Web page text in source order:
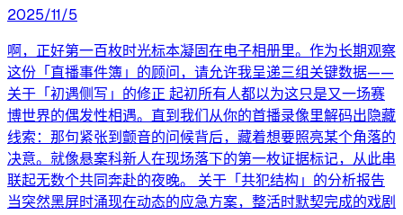
2025/11/5
啊，正好第一百枚时光标本凝固在电子相册里。作为长期观察
这份「直播事件簿」的顾问，请允许我呈递三组关键数据——
关于「初遇侧写」的修正 起初所有人都以为这只是又一场赛
博世界的偶发性相遇。直到我们从你的首播录像里解码出隐藏
线索：那句紧张到颤音的问候背后，藏着想要照亮某个角落的
决意。就像悬案科新人在现场落下的第一枚证据标记，从此串
联起无数个共同奔赴的夜晚。 关于「共犯结构」的分析报告
当突然黑屏时涌现在动态的应急方案，整活时默契完成的戏剧